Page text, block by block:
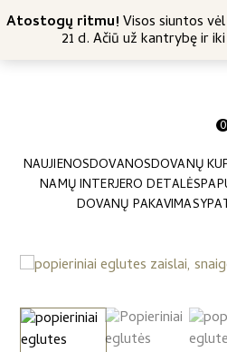
Atostogų ritmu!Visos siuntos
21 d. Ačiū už kantrybę ir
Nemokamas siuntimas nuo
0
NAUJIENOSDOVANOSDOVANŲ
NAMŲ INTERJERO DETALĖS
DOVANŲ PAKAVIMAS